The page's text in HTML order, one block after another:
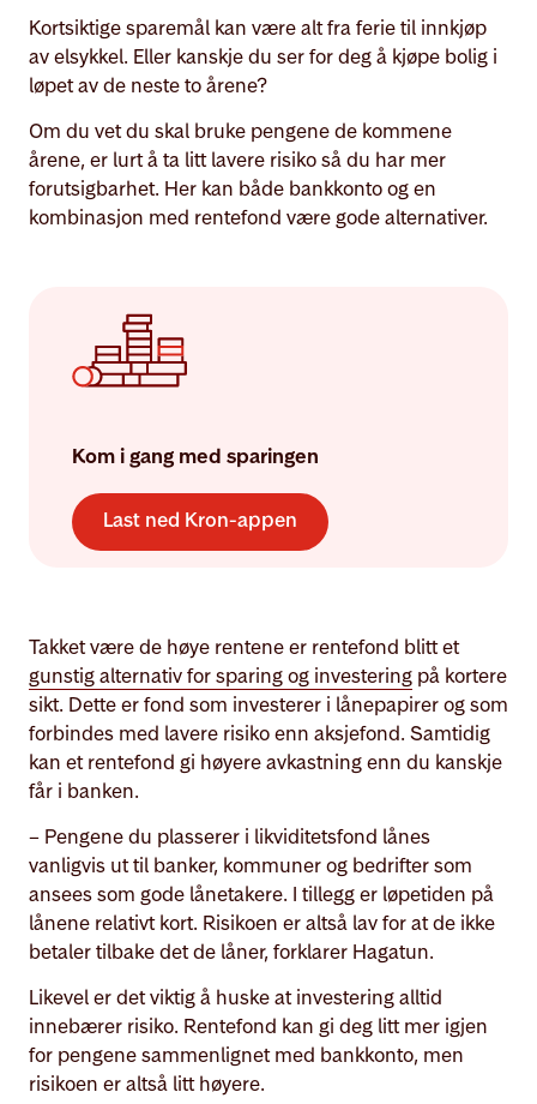
Kortsiktige sparemål kan være alt fra ferie til innkjøp
av elsykkel. Eller kanskje du ser for deg å kjøpe bolig i
løpet av de neste to årene?
Om du vet du skal bruke pengene de kommene
årene, er lurt å ta litt lavere risiko så du har mer
forutsigbarhet. Her kan både bankkonto og en
kombinasjon med rentefond være gode alternativer.
Kom i gang med sparingen
Last ned Kron-appen
Takket være de høye rentene er rentefond blitt et
gunstig alternativ for sparing og investering på kortere
sikt. Dette er fond som investerer i lånepapirer og som
forbindes med lavere risiko enn aksjefond. Samtidig
kan et rentefond gi høyere avkastning enn du kanskje
får i banken.
– Pengene du plasserer i likviditetsfond lånes
vanligvis ut til banker, kommuner og bedrifter som
ansees som gode lånetakere. I tillegg er løpetiden på
lånene relativt kort. Risikoen er altså lav for at de ikke
betaler tilbake det de låner, forklarer Hagatun.
Likevel er det viktig å huske at investering alltid
innebærer risiko. Rentefond kan gi deg litt mer igjen
for pengene sammenlignet med bankkonto, men
risikoen er altså litt høyere.